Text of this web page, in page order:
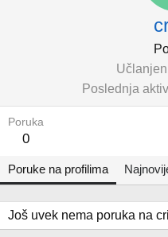
Učlanjen
Poslednja
Poruka
0
Poruke na profilima
Još uvek nema poruka na